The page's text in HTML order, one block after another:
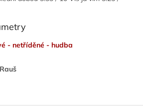
- netříděné - hudba